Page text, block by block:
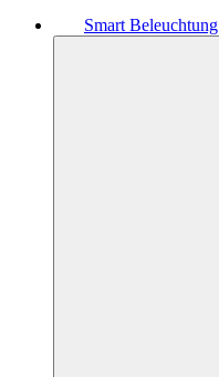
Smart Beleuchtung